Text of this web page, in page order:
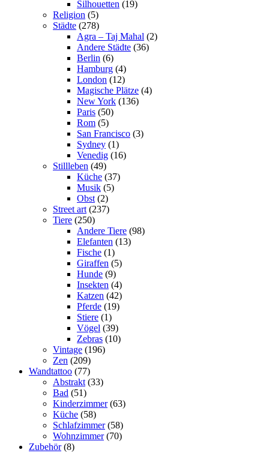
Silhouetten (19)
Religion (5)
Städte (278)
Agra – Taj Mahal (2)
Andere Städte (36)
Berlin (6)
Hamburg (4)
London (12)
Magische Plätze (4)
New York (136)
Paris (50)
Rom (5)
San Francisco (3)
Sydney (1)
Venedig (16)
Stillleben (49)
Küche (37)
Musik (5)
Obst (2)
Street art (237)
Tiere (250)
Andere Tiere (98)
Elefanten (13)
Fische (1)
Giraffen (5)
Hunde (9)
Insekten (4)
Katzen (42)
Pferde (19)
Stiere (1)
Vögel (39)
Zebras (10)
Vintage (196)
Zen (209)
Wandtattoo (77)
Abstrakt (33)
Bad (51)
Kinderzimmer (63)
Küche (58)
Schlafzimmer (58)
Wohnzimmer (70)
Zubehör (8)